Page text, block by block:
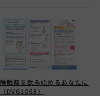
睡眠薬を飲み始めるあなたに
（DVG1068）